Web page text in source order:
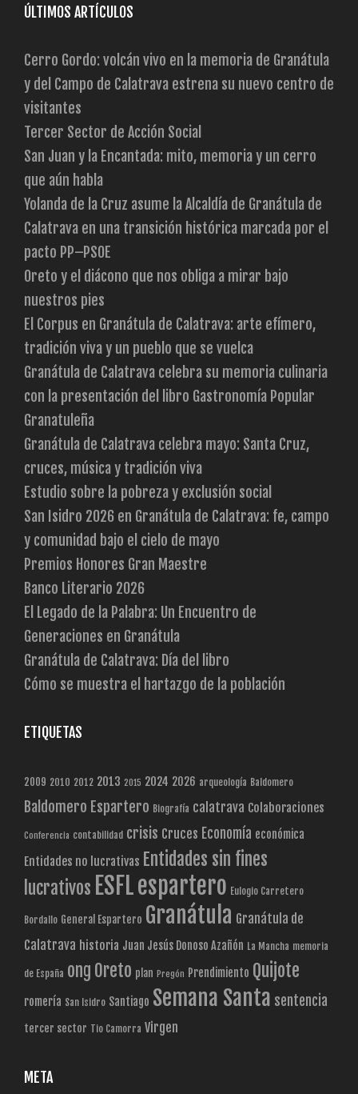
ÚLTIMOS ARTÍCULOS
Cerro Gordo: volcán vivo en la memoria de Granátula
y del Campo de Calatrava estrena su nuevo centro de
visitantes
Tercer Sector de Acción Social
San Juan y la Encantada: mito, memoria y un cerro
que aún habla
Yolanda de la Cruz asume la Alcaldía de Granátula de
Calatrava en una transición histórica marcada por el
pacto PP–PSOE
Oreto y el diácono que nos obliga a mirar bajo
nuestros pies
El Corpus en Granátula de Calatrava: arte efímero,
tradición viva y un pueblo que se vuelca
Granátula de Calatrava celebra su memoria culinaria
con la presentación del libro Gastronomía Popular
Granatuleña
Granátula de Calatrava celebra mayo: Santa Cruz,
cruces, música y tradición viva
Estudio sobre la pobreza y exclusión social
San Isidro 2026 en Granátula de Calatrava: fe, campo
y comunidad bajo el cielo de mayo
Premios Honores Gran Maestre
Banco Literario 2026
El Legado de la Palabra: Un Encuentro de
Generaciones en Granátula
Granátula de Calatrava: Día del libro
Cómo se muestra el hartazgo de la población
ETIQUETAS
2009 2010 2012 2013 2015 2024 2026 arqueología Baldomero
Baldomero Espartero Biografía calatrava Colaboraciones
Conferencia contabilidad crisis Cruces Economía económica
Entidades no lucrativas Entidades sin fines
lucrativos ESFLespartero Eulogio Carretero
Bordallo General Espartero Granátula Granátula de
Calatrava historia Juan Jesús Donoso Azañón La Mancha memoria
de España ong Oreto plan Pregón Prendimiento Quijote
romería San Isidro Santiago Semana Santa sentencia
tercer sector Tio Camorra Virgen
META